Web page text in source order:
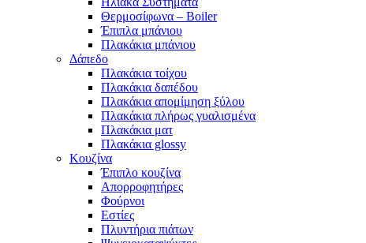
Θερμοσίφωνα – Boiler
Έπιπλα μπάνιου
Πλακάκια μπάνιου
Δάπεδο
Πλακάκια τοίχου
Πλακάκια δαπέδου
Πλακάκια απομίμηση ξύλου
Πλακάκια πλήρως γυαλισμένα
Πλακάκια ματ
Πλακάκια glossy
Κουζίνα
Έπιπλο κουζίνα
Απορροφητήρες
Φούρνοι
Εστίες
Πλυντήρια πιάτων